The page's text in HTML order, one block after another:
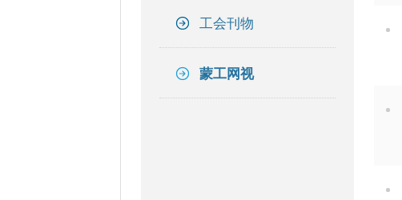
工会刊物
蒙工网视